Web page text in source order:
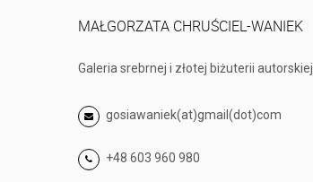
MAŁGORZATA CHRUŚCIEL-WANIEK
Galeria srebrnej i złotej biżuterii autorskiej
gosiawaniek(at)gmail(dot)com
+48 603 960 980